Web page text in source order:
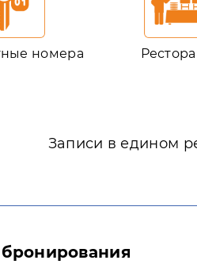
номера
Записи в едином